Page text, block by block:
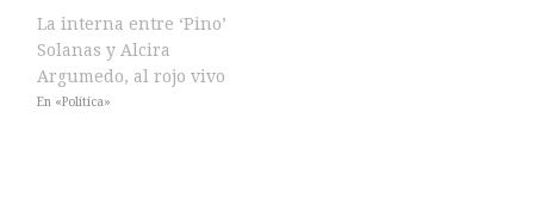
La interna entre ‘Pino’
Solanas y Alcira
Argumedo, al rojo vivo
En «Política»